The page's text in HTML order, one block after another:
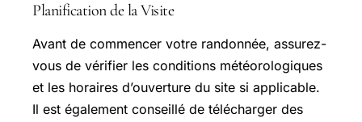
Planification de la Visite
Avant de commencer votre randonnée, assurez-
vous de vérifier les conditions météorologiques
et les horaires d’ouverture du site si applicable.
Il est également conseillé de télécharger des